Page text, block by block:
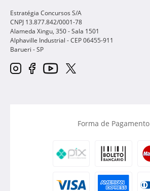
Estratégia Concursos S/A
CNPJ 13.877.842/0001-78
Alameda Xingu, 350 - Sala 1501
Alphaville Industrial - CEP06455-911
Barueri -SP
Forma de Pagamento